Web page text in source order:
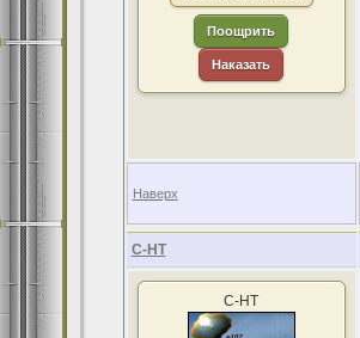
Поощрить
Наказать
Наверх
С-НТ
С-НТ